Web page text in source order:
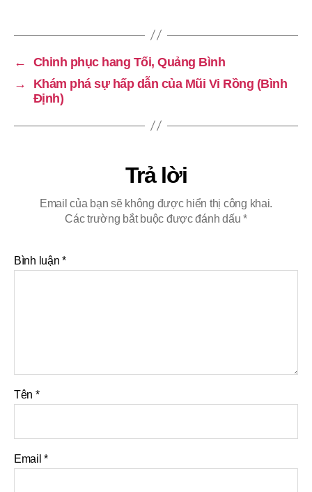
←
Chinh phục hang Tối, Quảng Bình
→
Khám phá sự hấp dẫn của Mũi Vi Rồng (Bình
Định)
Trả lời
Email của bạn sẽ không được hiển thị công khai.
Các trường bắt buộc được đánh dấu*
Bình luận*
Tên *
Email*